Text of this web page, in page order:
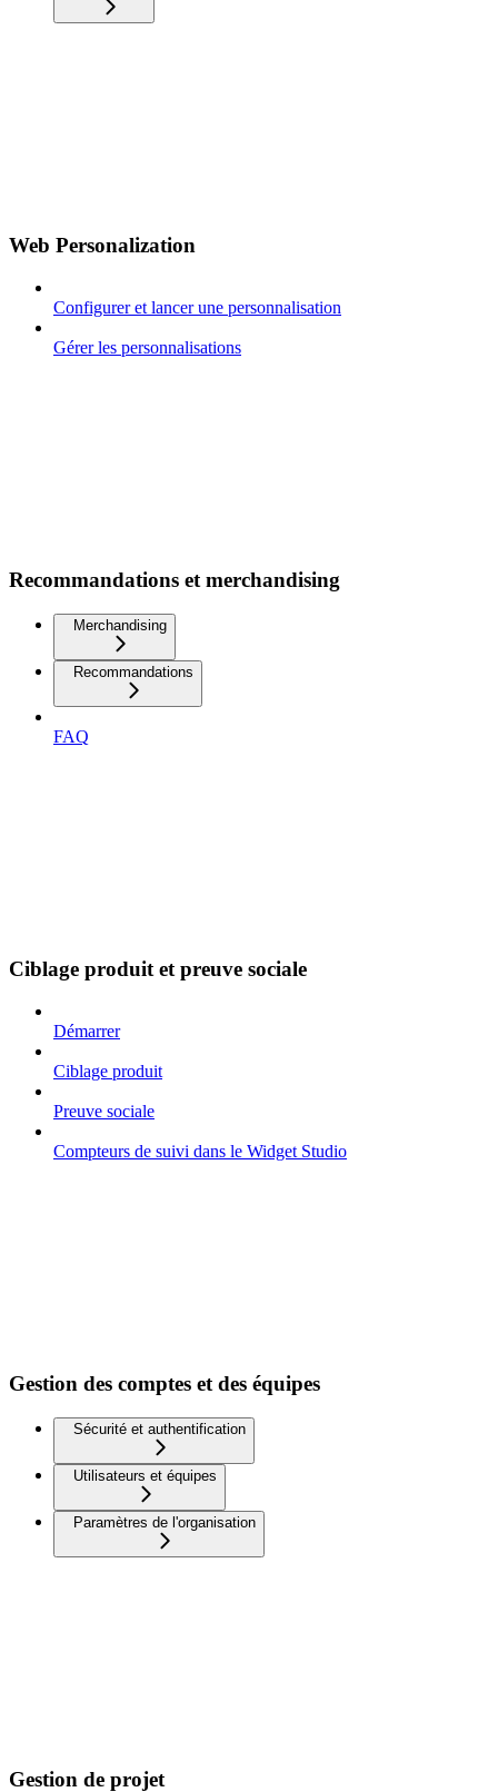
Web Personalization
Configurer et lancer une personnalisation
Gérer les personnalisations
Recommandations et merchandising
Merchandising
Recommandations
FAQ
Ciblage produit et preuve sociale
Démarrer
Ciblage produit
Preuve sociale
Compteurs de suivi dans le Widget Studio
Gestion des comptes et des équipes
Sécurité et authentification
Utilisateurs et équipes
Paramètres de l'organisation
Gestion de projet